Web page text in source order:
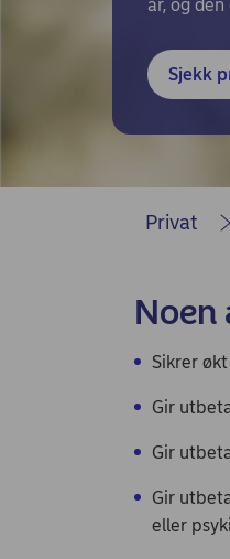
Nordea
år, og
Sjekk
Privat
Noen
Sikrer
Gir
Gir
Gir
eller